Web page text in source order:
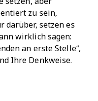
zu sein,
darüber, setzen es
wirklich sagen:
an erste Stelle“,
Ihre Denkweise.